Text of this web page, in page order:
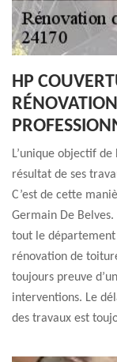
HP
L’unique objectif
résultat de ses
C’est de cette
Germain De
tout le
rénovation de
toujours preuve
interventions. Le
des travaux est